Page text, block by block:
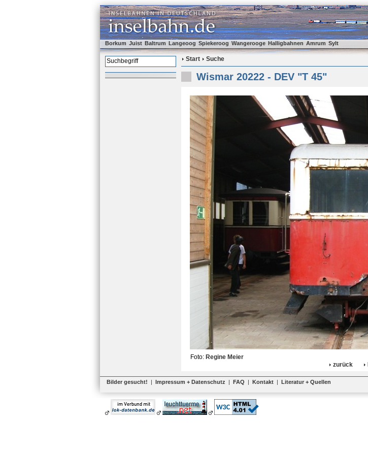
Borkum Juist Baltrum Langeoog Spiekeroog Wangerooge Halligbahnen Amrum Sylt
Start Suche
Wismar 20222 - DEV "T 45"
Foto: Regine Meier
zurück
Bilder gesucht! | Impressum + Datenschutz | FAQ | Kontakt | Literatur + Quellen